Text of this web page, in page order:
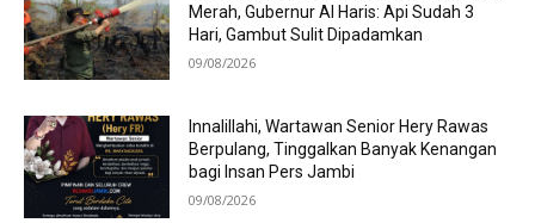
Merah, Gubernur Al Haris: Api Sudah 3
Hari, Gambut Sulit Dipadamkan
09/08/2026
Innalillahi, Wartawan Senior Hery Rawas
Berpulang, Tinggalkan Banyak Kenangan
bagi Insan Pers Jambi
09/08/2026